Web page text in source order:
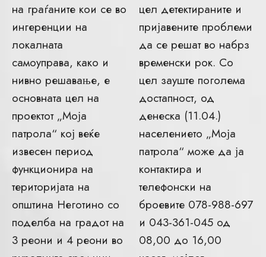
на граѓаните кои се во
ингеренции на
локалната
самоуправа, како и
нивно решавање, е
основната цел на
проектот „Моја
патрола“ кој веќе
извесен период
функционира на
територијата на
општина Неготино со
поделба на градот на
3 реони и 4 реони во
цел детектираните и
пријавените проблеми
да се решат во набрз
временски рок. Со
цел зауште поголема
достапност, од
денеска (11.04.)
населението „Моја
патрола“ може да ја
контактира и
телефонски на
броевите 078-988-697
и 043-361-045 од
08,00 до 16,00